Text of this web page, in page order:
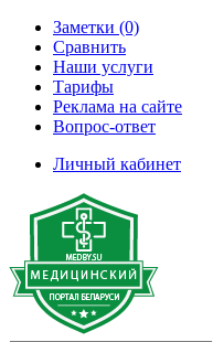
Заметки (0)
Сравнить
Наши услуги
Тарифы
Реклама на сайте
Вопрос-ответ
Личный кабинет